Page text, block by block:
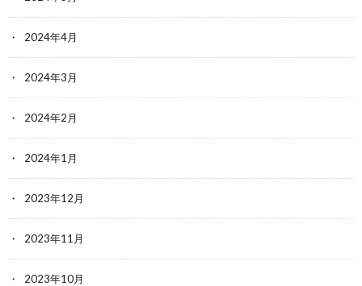
2024年4月
2024年3月
2024年2月
2024年1月
2023年12月
2023年11月
2023年10月